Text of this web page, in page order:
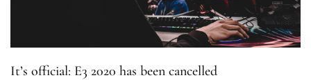
It’s official: E3 2020 has been cancelled